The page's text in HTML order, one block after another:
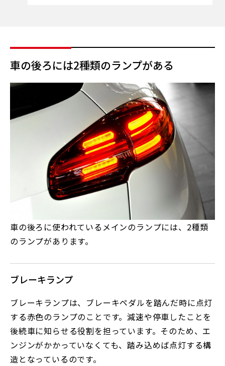
車の後ろには2種類のランプがある
車の後ろに使われているメインのランプには、2種類
のランプがあります。
ブレーキランプ
ブレーキランプは、ブレーキペダルを踏んだ時に点灯
する赤色のランプのことです。減速や停車したことを
後続車に知らせる役割を担っています。そのため、エ
ンジンがかかっていなくても、踏み込めば点灯する構
造となっているのです。